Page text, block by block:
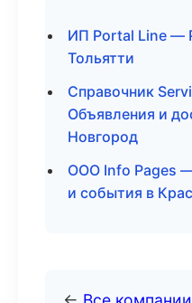
ИП Portal Line —
Тольятти
Справочник
Объявления и
Новгород
ООО Info Pages
и события в